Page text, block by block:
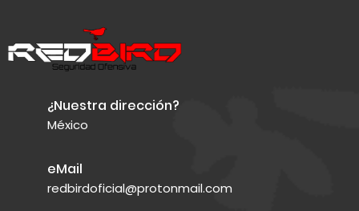
¿Nuestra dirección?
México
eMail
redbirdoficial@protonmail.com